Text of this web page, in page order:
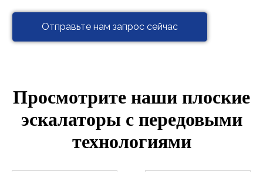
Отправьте нам запрос сейчас
Просмотрите наши плоские
эскалаторы с передовыми
технологиями